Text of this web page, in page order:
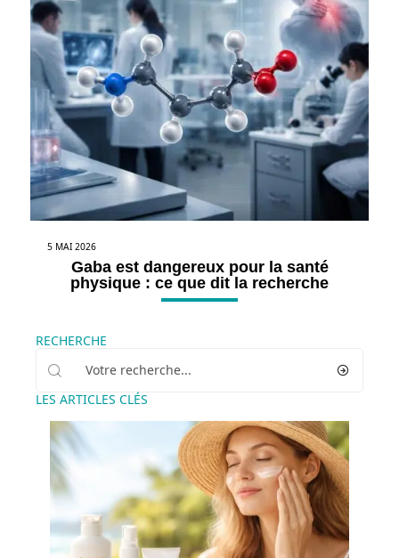
5 MAI 2026
Gaba est dangereux pour la santé
physique : ce que dit la recherche
RECHERCHE
LES ARTICLES CLÉS